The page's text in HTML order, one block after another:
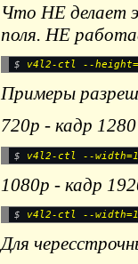
Что НЕ делает
поля. НЕ
$ v4l2-ctl --
Примеры
720p - кадр
$
1080p - кадр
$
Для